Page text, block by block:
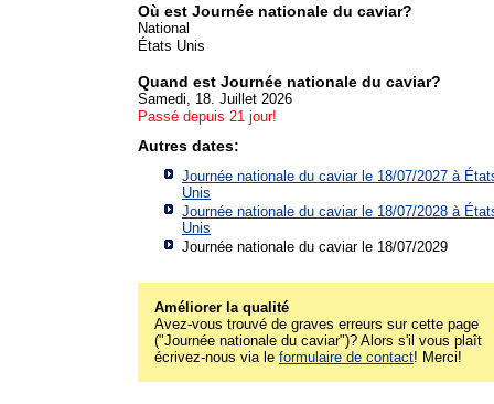
Où est Journée nationale du caviar?
National
États Unis
Quand est Journée nationale du caviar?
Samedi, 18. Juillet 2026
Passé depuis 21 jour!
Autres dates:
Journée nationale du caviar le 18/07/2027 à
Unis
Journée nationale du caviar le 18/07/2028 à
Unis
Journée nationale du caviar le 18/07/2029
Améliorer la qualité
Avez-vous trouvé de graves erreurs sur cette page
("Journée nationale du caviar")? Alors s'il vous plaît
écrivez-nous via le formulaire de contact! Merci!